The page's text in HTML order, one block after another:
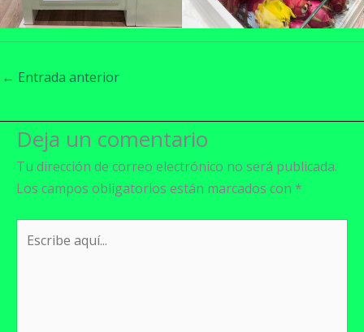
← Entrada anterior
Deja un comentario
Tu dirección de correo electrónico no será publicada.
Los campos obligatorios están marcados con *
aquí...